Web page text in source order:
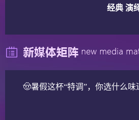
经典 演
🤠暑假这杯“特调”，你选什么味